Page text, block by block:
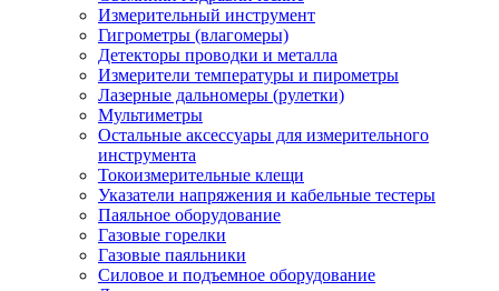
Измерительный инструмент
Гигрометры (влагомеры)
Детекторы проводки и металла
Измерители температуры и пирометры
Лазерные дальномеры (рулетки)
Мультиметры
Остальные аксессуары для измерительного
инструмента
Токоизмерительные клещи
Указатели напряжения и кабельные тестеры
Паяльное оборудование
Газовые горелки
Газовые паяльники
Силовое и подъемное оборудование